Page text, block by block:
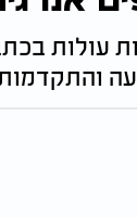
עולות